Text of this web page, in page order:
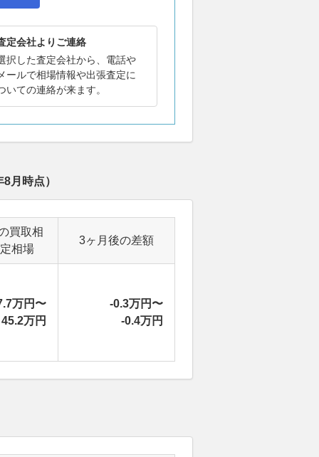
定会社よりご連絡
択した査定会社から、電話や
ールで相場情報や出張査定に
いての連絡が来ます。
8月 時点）
買取相
相場
3ヶ月後の差額
万円〜
45.2万円
-0.3万円〜
-0.4万円